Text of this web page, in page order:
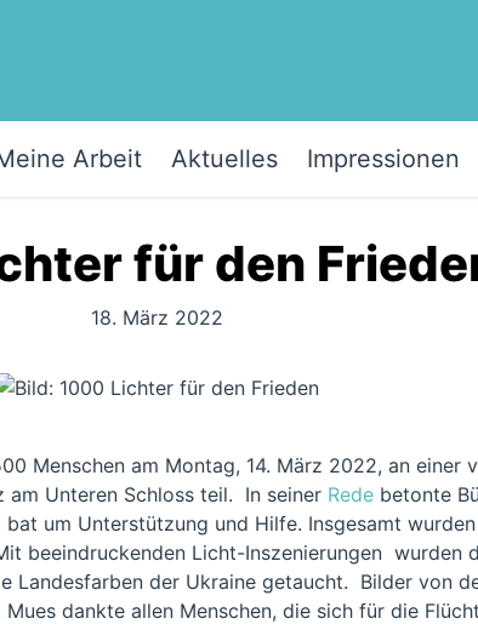
Arbeit Aktuelles Impressionen
für den
18. März 2022
Menschen am Montag, 14. März 2022, an einer
am Unteren Schloss teil. In seiner Redebetonte
um Unterstützung und Hilfe. Insgesamt
beeindruckenden Licht-Inszenierungen wurden
Landesfarben der Ukraine getaucht. Bilder von
dankte allen Menschen, die sich für die